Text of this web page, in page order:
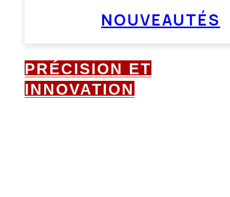
NOUVEAUTÉS
PRÉCISION ET
INNOVATION